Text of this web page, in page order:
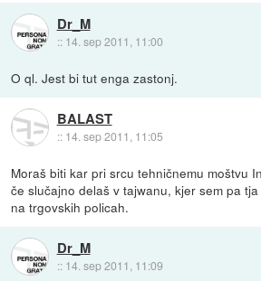
Dr_M
:: 14. sep 2011, 11:00
O ql. Jest bi tut enga zastonj.
BALAST
:: 14. sep 2011, 11:05
Moraš biti kar pri srcu tehničnemu moštvu
če slučajno delaš v tajwanu, kjer sem pa
na trgovskih policah.
Dr_M
:: 14. sep 2011, 11:09